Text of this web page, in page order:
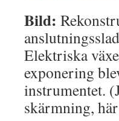
Bild:
Elektriska
exponering
instrumentet.
skärmning,